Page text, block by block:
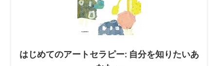
はじめてのアートセラピー: 自分を知りたいあ